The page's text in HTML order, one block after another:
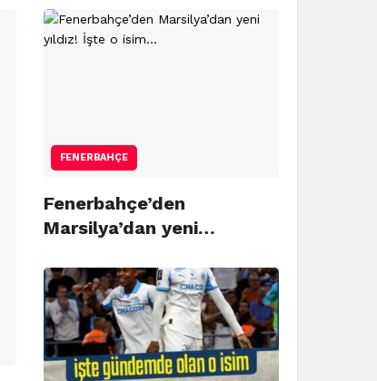
FENERBAHÇE
Fenerbahçe’den
Marsilya’dan yeni…